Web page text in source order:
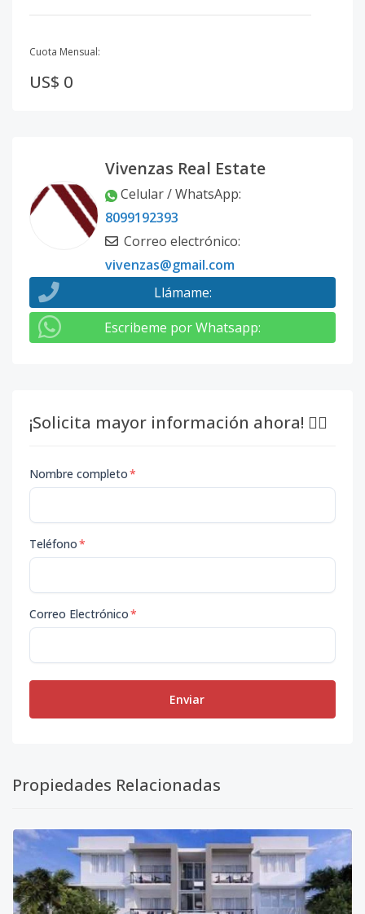
Cuota Mensual:
US$ 0
Vivenzas Real Estate
Celular / WhatsApp:
8099192393
Correo electrónico:
vivenzas@gmail.com
Llámame:
Escribeme por Whatsapp:
¡Solicita mayor información ahora! 👇🏽
Nombre completo*
Teléfono*
Correo Electrónico*
Enviar
Propiedades Relacionadas